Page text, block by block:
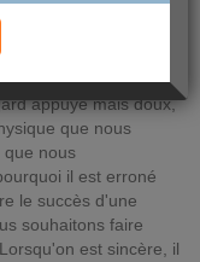
corporelle, se
que nous affichons
appuyé mais doux,
que nous
que nous
il est erroné
le succès d'une
souhaitons faire
est sincère, il